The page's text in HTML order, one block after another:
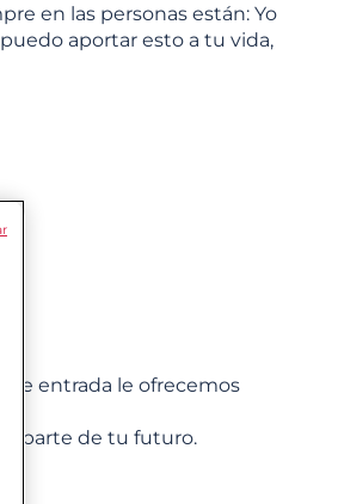
en las personas están: Yo
aportar esto a tu vida,
de entrada le ofrecemos
parte de tu futuro.